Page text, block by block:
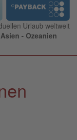
Urlaub weltweit
- Ozeanien